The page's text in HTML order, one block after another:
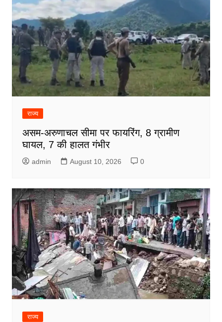
राज्य
असम-अरुणाचल सीमा पर फायरिंग, 8 ग्रामीण
घायल, 7 की हालत गंभीर
admin August 10, 2026 0
राज्य